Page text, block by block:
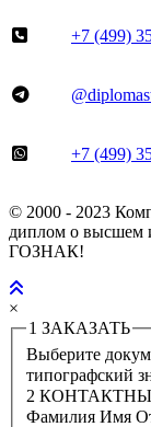
+7 (499)
+7 (499)
© 2000 - 2023
диплом о высшем
ГОЗНАК!
×
1 ЗАКАЗАТЬ
Выберите
типографский
2
Фамилия Имя